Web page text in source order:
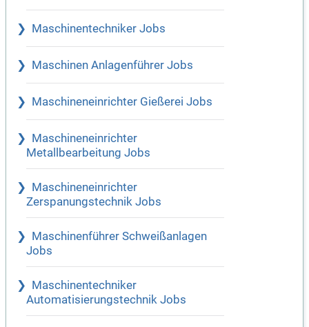
Maschinentechniker Jobs
Maschinen Anlagenführer Jobs
Maschineneinrichter Gießerei Jobs
Maschineneinrichter
Metallbearbeitung Jobs
Maschineneinrichter
Zerspanungstechnik Jobs
Maschinenführer Schweißanlagen
Jobs
Maschinentechniker
Automatisierungstechnik Jobs